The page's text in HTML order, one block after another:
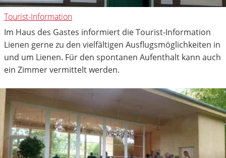
Tourist-Information
Im Haus des Gastes informiert die Tourist-Information
Lienen gerne zu den vielfältigen Ausflugsmöglichkeiten in
und um Lienen. Für den spontanen Aufenthalt kann auch
ein Zimmer vermittelt werden.